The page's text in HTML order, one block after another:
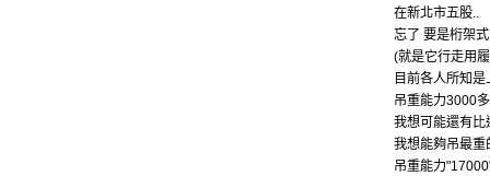
在新北市五股..
忘了 要是桁架
(就是它行走用
目前各人所知
吊重能力3000
我想可能還有比
我想能夠吊最重
吊重能力